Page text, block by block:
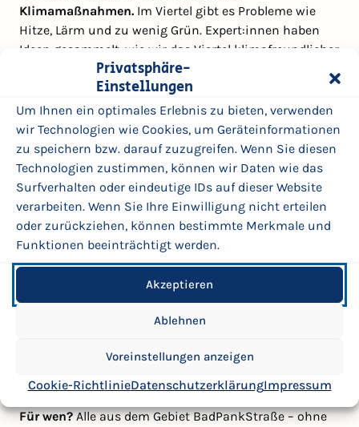
Privatsphäre-
Einstellungen
Um Ihnen ein optimales Erlebnis zu bieten, verwenden
wir Technologien wie Cookies, um Geräteinformationen
zu speichern bzw. darauf zuzugreifen. Wenn Sie diesen
Technologien zustimmen, können wir Daten wie das
Surfverhalten oder eindeutige IDs auf dieser Website
verarbeiten. Wenn Sie Ihre Einwilligung nicht erteilen
oder zurückziehen, können bestimmte Merkmale und
Funktionen beeinträchtigt werden.
Akzeptieren
Ablehnen
Voreinstellungen anzeigen
Cookie-RichtlinieDatenschutzerklärungImpressum
Klimamaßnahmen. Im Viertel gibt es Probleme wie
Hitze, Lärm und zu wenig Grün. Expert:innen haben
Ideen gesammelt, wie wir das Viertel klimafreundlicher
machen können. Dazu gehören zum Beispiel neue
Bäume, bessere Energie für Häuser und nachhaltiger
Umgang mit Regenwasser.
Auch diesozialen Sanierungszieleaus der
Sozialstudie werden vorgestellt.
Sie können sich informieren, Fragen stellen und mit
dem Bezirk, der Gebietsbetreuung und den
Planer:innen sprechen.
Auf einen Blick
18. Juni 2026, 18–20 Uhr
Savvy-Galerie, Reinickendorfer Straße 17,
Umsetzungsplan Klimamaßnahmen und
Für wen?Alle aus dem Gebiet BadPankStraße – ohne